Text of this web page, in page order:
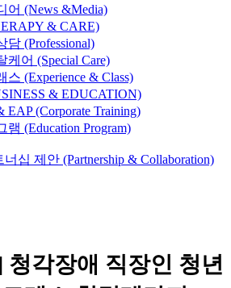
어 (News &Media)
& CARE)
담 (Professional)
케어 (Special Care)
스 (Experience & Class)
& EDUCATION)
EAP (Corporate Training)
램 (Education Program)
십 제안 (Partnership & Collaboration)
청각장애 직장인 청년